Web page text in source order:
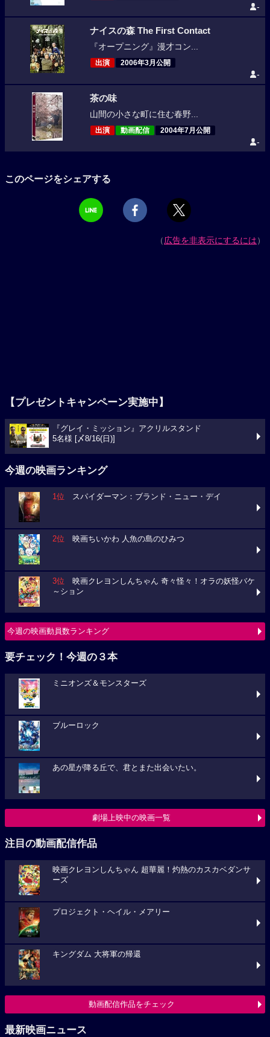
-
ナイスの森 The First Contact
『オープニング』漫才コン...
出演 2006年3月公開
-
茶の味
山間の小さな町に住む春野...
出演 動画配信 2004年7月公開
-
このページをシェアする
（広告を非表示にするには）
【プレゼントキャンペーン実施中】
『グレイ・ミッション』アクリルスタンド
5名様 [〆8/16(日)]
今週の映画ランキング
1位 スパイダーマン：ブランド・ニュー・デイ
2位 映画ちいかわ 人魚の島のひみつ
3位 映画クレヨンしんちゃん 奇々怪々！オラの妖怪バケ
～ション
今週の映画動員数ランキング
要チェック！今週の３本
ミニオンズ＆モンスターズ
ブルーロック
あの星が降る丘で、君とまた出会いたい。
劇場上映中の映画一覧
注目の動画配信作品
映画クレヨンしんちゃん 超華麗！灼熱のカスカベダンサ
ーズ
プロジェクト・ヘイル・メアリー
キングダム 大将軍の帰還
動画配信作品をチェック
最新映画ニュース